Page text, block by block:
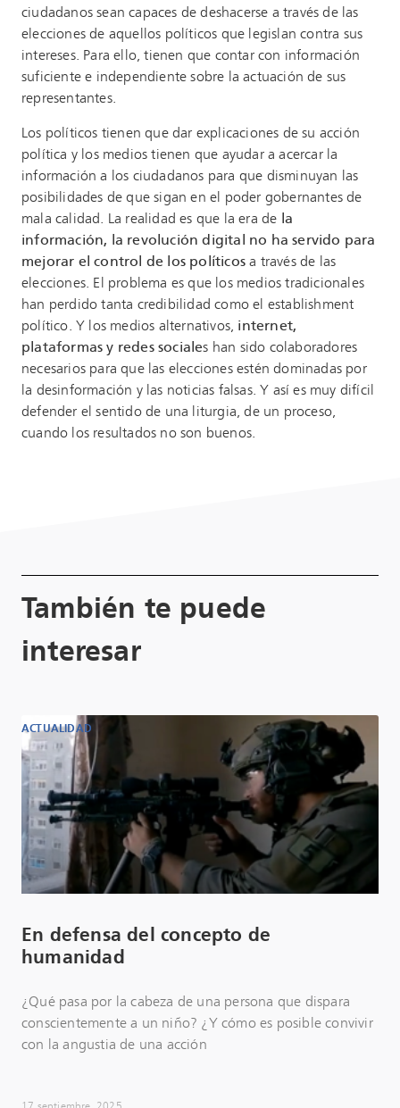
ciudadanos sean capaces de deshacerse a través de las
elecciones de aquellos políticos que legislan contra sus
intereses. Para ello, tienen que contar con información
suficiente e independiente sobre la actuación de sus
representantes.
Los políticos tienen que dar explicaciones de su acción
política y los medios tienen que ayudar a acercar la
información a los ciudadanos para que disminuyan las
posibilidades de que sigan en el poder gobernantes de
mala calidad. La realidad es que la era de la
información, la revolución digital no ha servido para
mejorar el control de los políticos a través de las
elecciones. El problema es que los medios tradicionales
han perdido tanta credibilidad como el establishment
político. Y los medios alternativos, internet,
plataformas y redes sociales han sido colaboradores
necesarios para que las elecciones estén dominadas por
la desinformación y las noticias falsas. Y así es muy difícil
defender el sentido de una liturgia, de un proceso,
cuando los resultados no son buenos.
También te puede
interesar
ACTUALIDAD
En defensa del concepto de
humanidad
¿Qué pasa por la cabeza de una persona que dispara
conscientemente a un niño? ¿Y cómo es posible convivir
con la angustia de una acción